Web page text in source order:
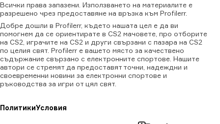
Всички права запазени. Използването на материалите е
разрешено чрез предоставяне на връзка към Profilerr.
Добре дошли в Profilerr, където нашата цел е да ви
помогнем да се ориентирате в CS2 мачовете, про отборите
на CS2, играчите на CS2 и други свързани с пазара на CS2
по целия свят. Profilerr е вашето място за качествено
съдържание свързано с електронните спортове. Нашите
автори се стремят да предоставят точни, надеждни и
своевременни новини за електронни спортове и
ръководства за игри от цял свят.
ПолитикиУсловия